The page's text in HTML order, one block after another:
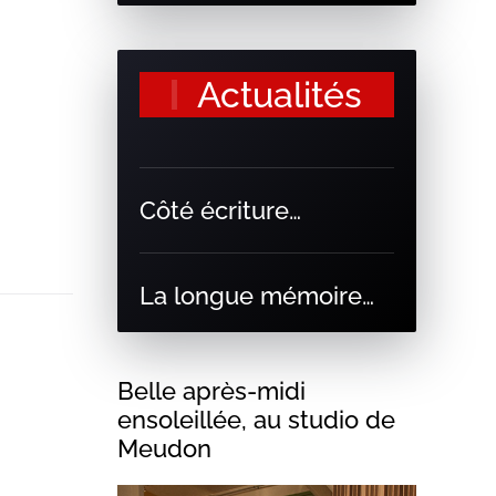
Actualités
Côté écriture…
La longue mémoire…
Belle après-midi
ensoleillée, au studio de
Meudon